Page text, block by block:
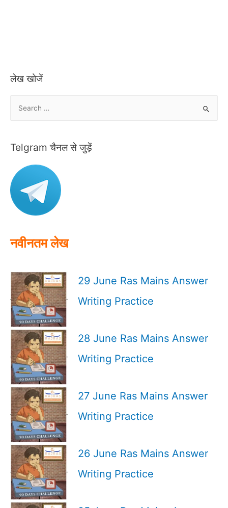
लेख खोजें
r
f
o
Telgram चैनल से जुड़ें
नवीनतम लेख
29 June Ras Mains Answer
Writing Practice
28 June Ras Mains Answer
Writing Practice
27 June Ras Mains Answer
Writing Practice
26 June Ras Mains Answer
Writing Practice